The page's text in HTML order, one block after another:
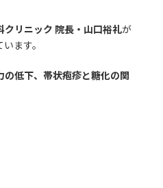
リニック 院長・山口裕礼が
ます。
の低下、帯状疱疹と糖化の関